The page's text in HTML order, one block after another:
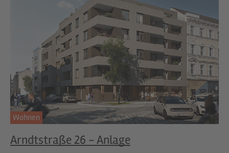
Wohnen
Arndtstraße 26 - Anlage